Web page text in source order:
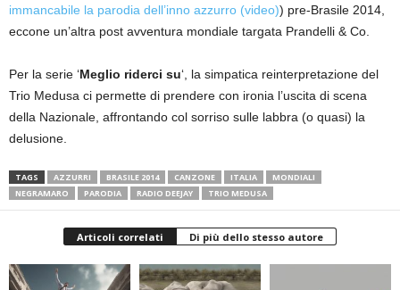
immancabile la parodia dell’inno azzurro (video)) pre-Brasile 2014,
eccone un’altra post avventura mondiale targata Prandelli & Co.
Per la serie ‘Meglio riderci su‘, la simpatica reinterpretazione del
Trio Medusa ci permette di prendere con ironia l’uscita di scena
della Nazionale, affrontando col sorriso sulle labbra (o quasi) la
delusione.
TAGS AZZURRI BRASILE 2014 CANZONE ITALIA
MONDIALI
NEGRAMARO
PARODIA RADIO DEEJAY TRIO MEDUSA
Articoli correlati Di più dello stesso autore